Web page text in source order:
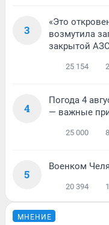
3
«Это
возмутила
закрытой
25 154
4
Погода 4
— важные
25 000 8
5
Военком
20 394
МНЕНИЕ